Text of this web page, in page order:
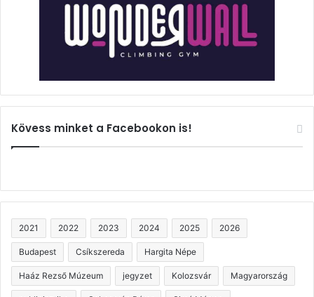
Kövess minket a Facebookon is!
2021 2022 2023 2024 2025 2026
Budapest Csíkszereda Hargita Népe
Haáz Rezső Múzeum jegyzet Kolozsvár Magyarország